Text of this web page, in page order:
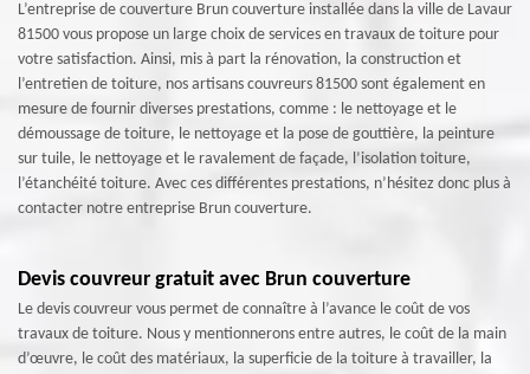
L’entreprise de couverture Brun couverture installée dans la ville de Lavaur
81500 vous propose un large choix de services en travaux de toiture pour
votre satisfaction. Ainsi, mis à part la rénovation, la construction et
l’entretien de toiture, nos artisans couvreurs 81500 sont également en
mesure de fournir diverses prestations, comme : le nettoyage et le
démoussage de toiture, le nettoyage et la pose de gouttière, la peinture
sur tuile, le nettoyage et le ravalement de façade, l’isolation toiture,
l’étanchéité toiture. Avec ces différentes prestations, n’hésitez donc plus à
contacter notre entreprise Brun couverture.
Devis couvreur gratuit avec Brun couverture
Le devis couvreur vous permet de connaître à l’avance le coût de vos
travaux de toiture. Nous y mentionnerons entre autres, le coût de la main
d’œuvre, le coût des matériaux, la superficie de la toiture à travailler, la